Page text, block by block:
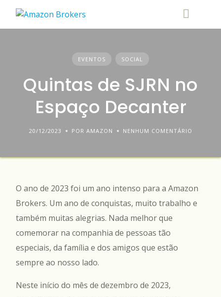
content
EVENTOS SOCIAL
Quintas de SJRN no
Espaço Decanter
20/12/2023 POR AMAZON NENHUM COMENTÁRIO
O ano de 2023 foi um ano intenso para a Amazon
Brokers. Um ano de conquistas, muito trabalho e
também muitas alegrias. Nada melhor que
comemorar na companhia de pessoas tão
especiais, da família e dos amigos que estão
sempre ao nosso lado.
Neste início do mês de dezembro de 2023,